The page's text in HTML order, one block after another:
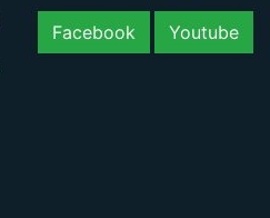
Facebook Youtube